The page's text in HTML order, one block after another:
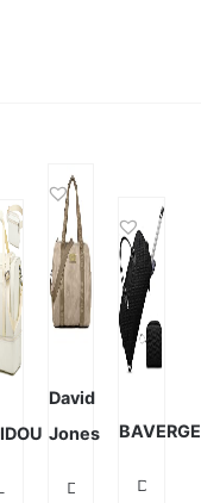
David
Jones
BAVERGE